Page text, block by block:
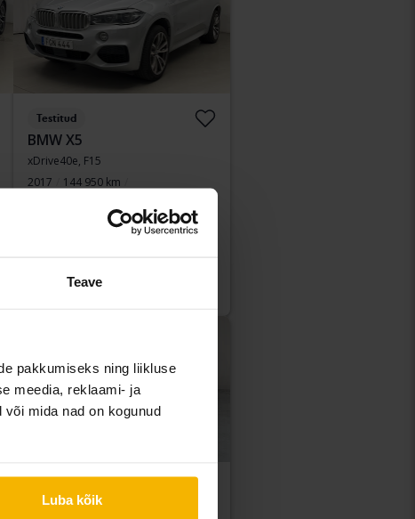
Teave
pakkumiseks ning liikluse
meedia, reklaami- ja
mida nad on kogunud
Luba kõik
Testitud
BMW X5
xDrive40e, F15
2017
144 950 km
Åkersberga (Runö)
Koos rahastamisega
BMW 1-serien